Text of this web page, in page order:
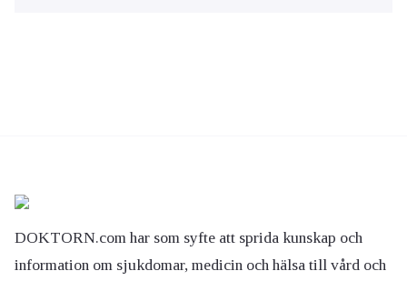
DOKTORN.com har som syfte att sprida kunskap och
information om sjukdomar, medicin och hälsa till vård och